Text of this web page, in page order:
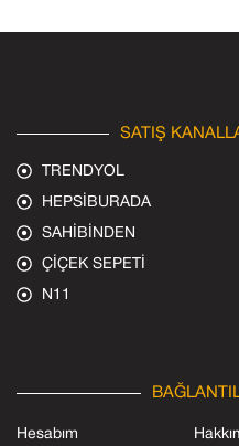
SATIŞ
TRENDYOL
HEPSİBURADA
SAHİBİNDEN
ÇİÇEK SEPETİ
N11
Hesabım